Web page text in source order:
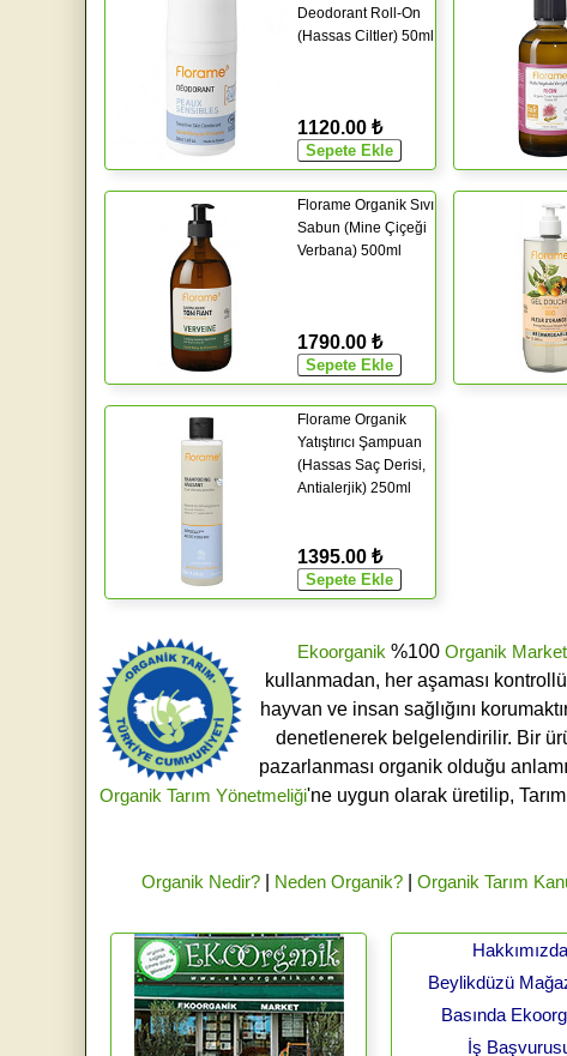
Deodorant Roll-On
(Hassas Ciltler) 50ml
1120.00 ₺
Florame Organik Sıvı
Sabun (Mine Çiçeği
Verbana) 500ml
1790.00 ₺
Florame Organik
Yatıştırıcı Şampuan
(Hassas Saç Derisi,
Antialerjik) 250ml
1395.00 ₺
Ekoorganik %100 Organik Market
kullanmadan, her aşaması
hayvan ve insan sağlığını
denetlenerek belgelendirilir. Bir
pazarlanması organik olduğu
Organik Tarım Yönetmeliği'ne uygun olarak üretilip,
Organik Nedir?| Neden Organik?| Organik Tarım
Hakkımızda
Beylikdüzü
Basında
İş